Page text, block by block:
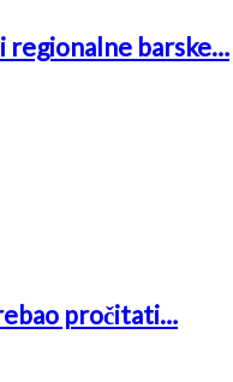
regionalne barske…
pročitati…